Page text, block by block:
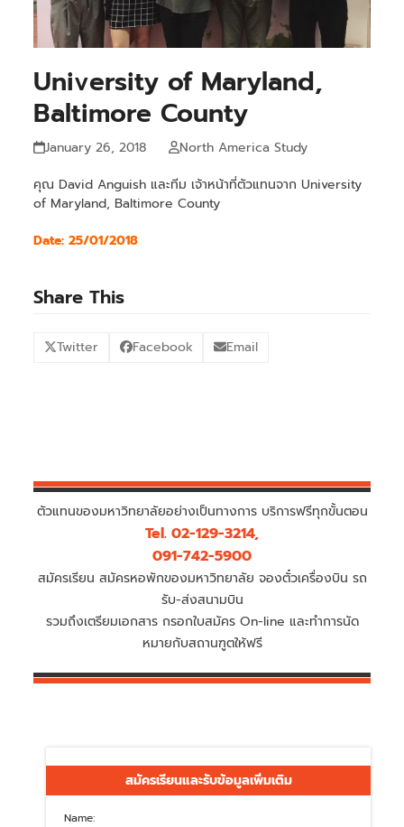
University of Maryland,
Baltimore County
January 26, 2018
North America Study
คุณ David Anguish และทีม เจ้าหน้าที่ตัวแทนจาก University
of Maryland, Baltimore County
Date: 25/01/2018
Share This
Twitter Facebook Email
ตัวแทนของมหาวิทยาลัยอย่างเป็นทางการ บริการฟรีทุกขั้นตอน
Tel. 02-129-3214,
091-742-5900
สมัครเรียน สมัครหอพักของมหาวิทยาลัย จองตั๋วเครื่องบิน รถ
รับ-ส่งสนามบิน
รวมถึงเตรียมเอกสาร กรอกใบสมัคร On-line และทำการนัด
หมายกับสถานฑูตให้ฟรี
สมัครเรียนและรับข้อมูลเพิ่มเติม
Name: